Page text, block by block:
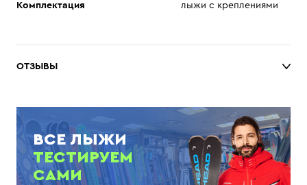
Комплектация лыжи с креплениями
ОТЗЫВЫ
ВСЕ ЛЫЖИ
ТЕСТИРУЕМ
САМИ